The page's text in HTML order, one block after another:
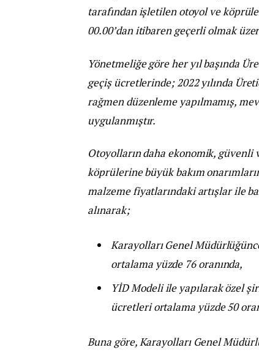
tarafından işletilen otoyol ve
00.00’dan itibaren geçerli olmak
Yönetmeliğe göre her yıl başında
geçiş ücretlerinde; 2022 yılında
rağmen düzenleme yapılmamış,
uygulanmıştır.
Otoyolların daha ekonomik, güvenli
köprülerine büyük bakım
malzeme fiyatlarındaki artışlar ile
alınarak;
Karayolları Genel
ortalama yüzde 76 oranında,
YİD Modeli ile yapılarak özel
ücretleri ortalama yüzde 50
Buna göre, Karayolları Genel